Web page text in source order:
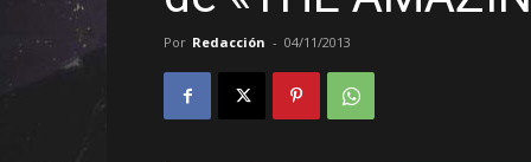
Por Redacción - 04/11/2013